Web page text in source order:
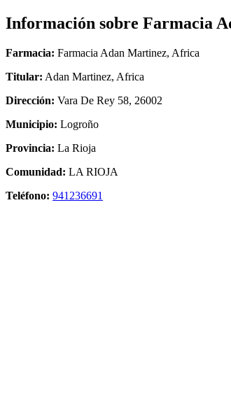
Información sobre Farmacia
Farmacia: Farmacia Adan Martinez, Africa
Titular: Adan Martinez, Africa
Dirección: Vara De Rey 58, 26002
Municipio: Logroño
Provincia: La Rioja
Comunidad: LA RIOJA
Teléfono: 941236691